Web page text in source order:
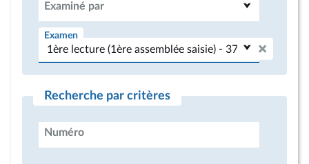
Examiné par
Examen
Recherche par critères
Numéro